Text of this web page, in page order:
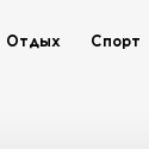
Отдых Спорт